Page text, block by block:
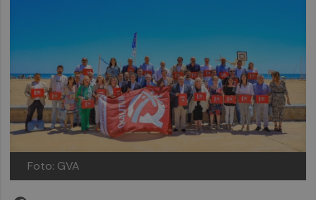
Foto: GVA